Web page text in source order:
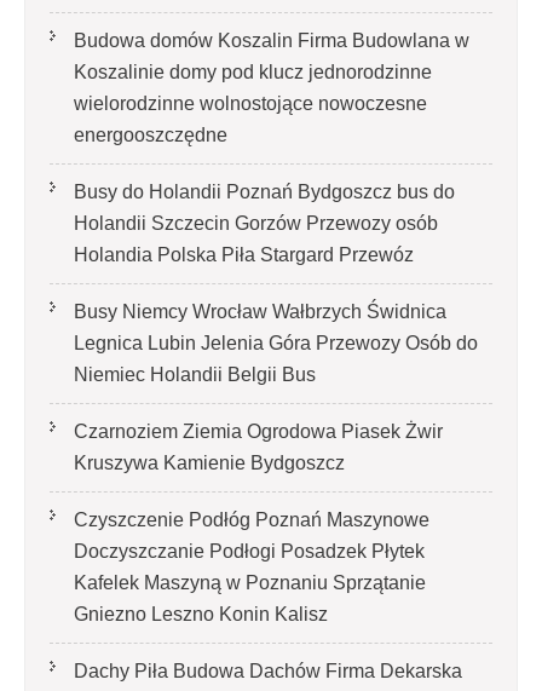
Budowa domów Koszalin Firma Budowlana w
Koszalinie domy pod klucz jednorodzinne
wielorodzinne wolnostojące nowoczesne
energooszczędne
Busy do Holandii Poznań Bydgoszcz bus do
Holandii Szczecin Gorzów Przewozy osób
Holandia Polska Piła Stargard Przewóz
Busy Niemcy Wrocław Wałbrzych Świdnica
Legnica Lubin Jelenia Góra Przewozy Osób do
Niemiec Holandii Belgii Bus
Czarnoziem Ziemia Ogrodowa Piasek Żwir
Kruszywa Kamienie Bydgoszcz
Czyszczenie Podłóg Poznań Maszynowe
Doczyszczanie Podłogi Posadzek Płytek
Kafelek Maszyną w Poznaniu Sprzątanie
Gniezno Leszno Konin Kalisz
Dachy Piła Budowa Dachów Firma Dekarska